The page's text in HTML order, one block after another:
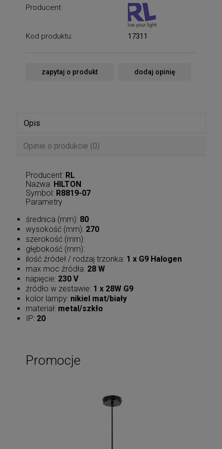
Producent:
Kod produktu: 17311
zapytaj o produkt dodaj opinię
Opis
Opinie o produkcie (0)
Producent: RL
Nazwa: HILTON
Symbol: R8819-07
Parametry
średnica (mm): 80
wysokość (mm): 270
szerokość (mm):
głębokość (mm):
ilość źródeł / rodzaj trzonka: 1 x G9 Halogen
max moc źródła: 28 W
napięcie: 230 V
źródło w zestawie: 1 x 28W G9
kolor lampy: nikiel mat/biały
materiał: metal/szkło
IP: 20
Promocje